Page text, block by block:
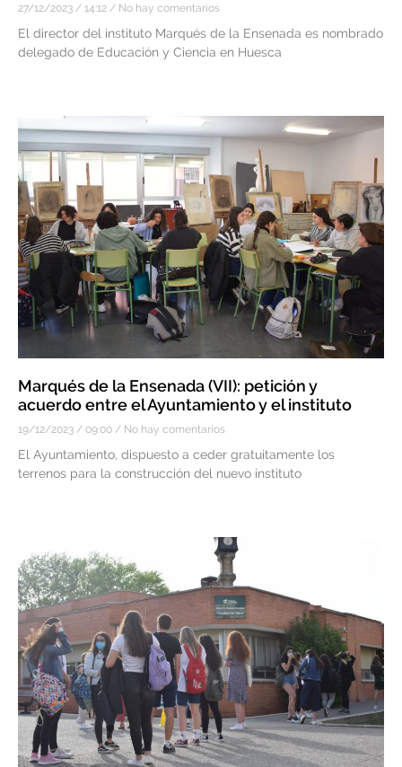
27/12/2023 14:12 No hay comentarios
El director del instituto Marqués de la Ensenada es nombrado
delegado de Educación y Ciencia en Huesca
Marqués de la Ensenada (VII): petición y
acuerdo entre el Ayuntamiento y el instituto
19/12/2023 09:00 No hay comentarios
El Ayuntamiento, dispuesto a ceder gratuitamente los
terrenos para la construcción del nuevo instituto